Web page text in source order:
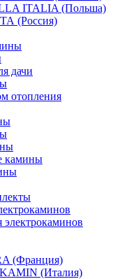
ITALIA (Польша)
(Россия)
дачи
отопления
камины
(Франция)
(Италия)